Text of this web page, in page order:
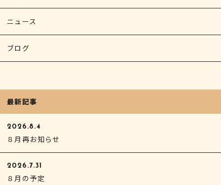
ニュース
ブログ
最新記事
2026.8.4
８月再お知らせ
2026.7.31
８月の予定